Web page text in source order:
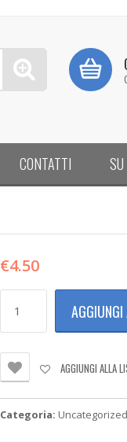
CONTATTI
€4.50
ANALOGICO
200mA,
DA
AGGIUNGI ALLA
Categoria: Uncategorized